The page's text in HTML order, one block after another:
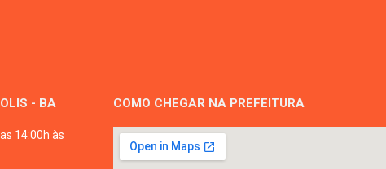
- BA
14:00h às
COMO CHEGAR NA PREFEITURA